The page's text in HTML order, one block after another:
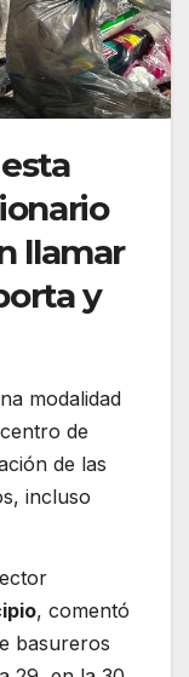
llamar
y
modalidad
de
de las
incluso
, comentó
basureros